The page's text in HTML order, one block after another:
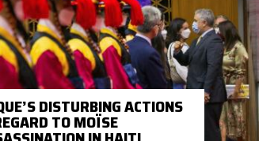
DISTURBING ACTIONS
TO MOÏSE